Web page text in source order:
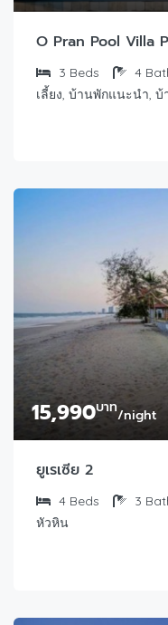
O Pran Pool Villa
3 Beds 4
เลี้ยง, บ้านพักแนะนำ,
15,990บาท/night
ยูเรเซีย 2
4 Beds 3
หัวหิน